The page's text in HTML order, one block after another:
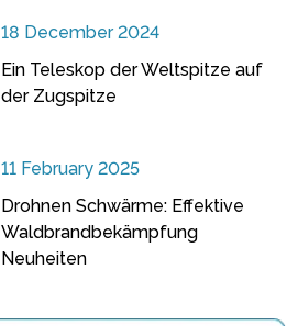
18 December 2024
Ein Teleskop der Weltspitze auf
der Zugspitze
11 February 2025
Drohnen Schwärme: Effektive
Waldbrandbekämpfung
Neuheiten